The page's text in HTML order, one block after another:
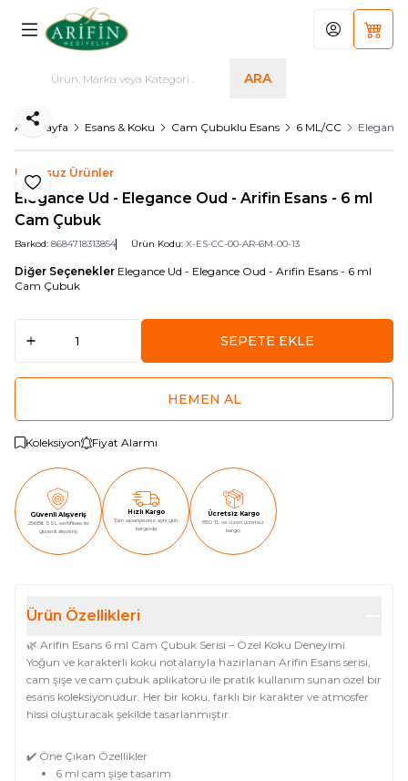
ARA
Hesabım
Ana Sayfa Esans & Koku Cam Çubuklu Esans 6 ML/CC
Favoriye Ekle
Paylaş
Logosuz Ürünler
Elegance Ud - Elegance Oud - Arifin Esans - 6 ml
Cam Çubuk
Barkod: 8684718313854 Ürün Kodu: X-ES-CC-00-AR-6M-00-13
Diğer Seçenekler Elegance Ud - Elegance Oud - Arifin Esans - 6 ml
Cam Çubuk
SEPETE EKLE
HEMEN AL
Koleksiyon Fiyat Alarmı
Güvenli Alışveriş
256Bit SSL sertifikası ile
güvenli alışveriş
Hızlı Kargo
Tüm siparişleriniz aynı gün
kargoda
Ücretsiz Kargo
850 TL ve üzeri ücretsiz
kargo
Ürün Özellikleri
🌿 Arifin Esans 6 ml Cam Çubuk Serisi – Özel Koku Deneyimi
Yoğun ve karakterli koku notalarıyla hazırlanan Arifin Esans serisi,
cam şişe ve cam çubuk aplikatörü ile pratik kullanım sunan özel bir
esans koleksiyonudur. Her bir koku, farklı bir karakter ve atmosfer
hissi oluşturacak şekilde tasarlanmıştır.
✔️ Öne Çıkan Özellikler
6 ml cam şişe tasarım